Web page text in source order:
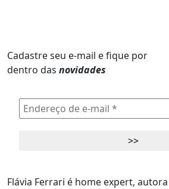
Cadastre seu e-mail e fique por
dentro das novidades
Flávia Ferrari é home expert,